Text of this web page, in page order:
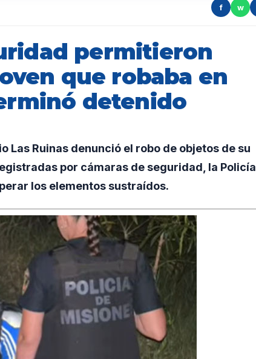
f w
permitieron
que robaba en
detenido
Las Ruinas denunció el robo de objetos de su
por cámaras de seguridad, la Policía
los elementos sustraídos.